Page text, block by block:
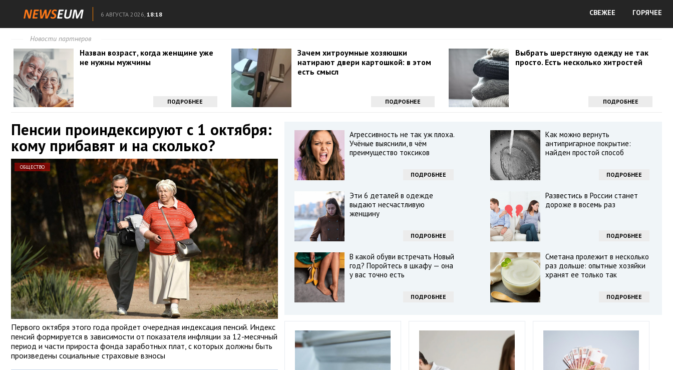
6 АВГУСТА 2026, 18:18 СВЕЖЕЕ ГОРЯЧЕЕ
Новости партнеров
Назван возраст, когда женщине уже
не нужны мужчины
ПОДРОБНЕЕ
Зачем хитроумные хозяюшки
натирают двери картошкой: в этом
есть смысл
ПОДРОБНЕЕ
Выбрать шерстяную одежду не так
просто. Есть несколько хитростей
ПОДРОБНЕЕ
Пенсии проиндексируют с 1 октября:
кому прибавят и на сколько?
ОБЩЕСТВО
Первого октября этого года пройдет очередная индексация пенсий. Индекс
пенсий формируется в зависимости от показателя инфляции за 12-месячный
период и части прироста фонда заработных плат, с которых должны быть
произведены социальные страховые взносы
Агрессивность не так уж плоха.
Учёные выяснили, в чём
преимущество токсиков
ПОДРОБНЕЕ
Как можно вернуть
антипригарное покрытие:
найден простой способ
ПОДРОБНЕЕ
Эти 6 деталей в одежде
выдают несчастливую
женщину
ПОДРОБНЕЕ
Развестись в России станет
дороже в восемь раз
ПОДРОБНЕЕ
В какой обуви встречать Новый
год? Поройтесь в шкафу — она
у вас точно есть
ПОДРОБНЕЕ
Сметана пролежит в несколько
раз дольше: опытные хозяйки
хранят ее только так
ПОДРОБНЕЕ